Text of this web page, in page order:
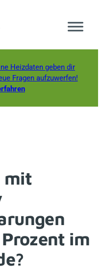
Heizdaten geben dir
Fragen aufzuwerfen!
mit
im